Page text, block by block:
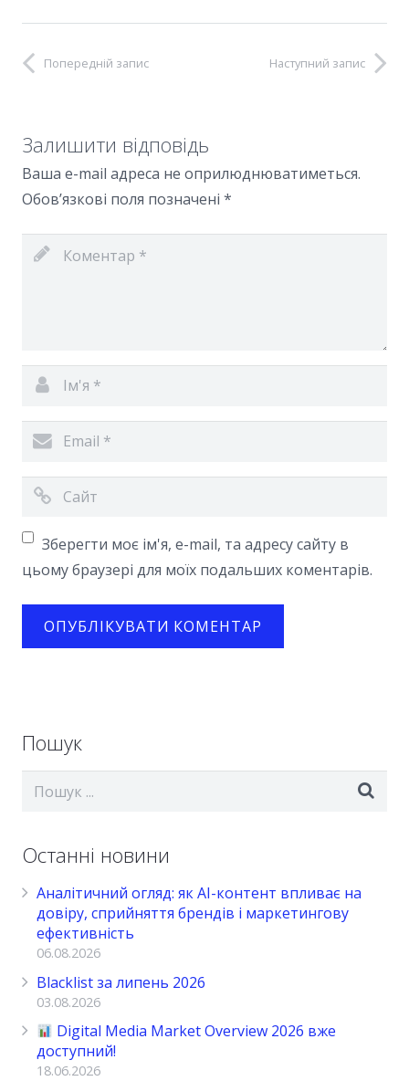
Попередній запис Наступний запис
Залишити відповідь
Ваша e-mail адреса не оприлюднюватиметься.
Обов’язкові поля позначені *
Зберегти моє ім'я, e-mail, та адресу сайту в
цьому браузері для моїх подальших коментарів.
Пошук
Останні новини
Аналітичний огляд: як AI-контент впливає на
довіру, сприйняття брендів і маркетингову
ефективність
06.08.2026
Blacklist за липень 2026
03.08.2026
Digital Media Market Overview 2026 вже
доступний!
18.06.2026